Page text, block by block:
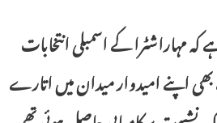
مہاراشٹرا کے اسمبلی انتخابات
اپنے امیدوار میدان میں اتارے